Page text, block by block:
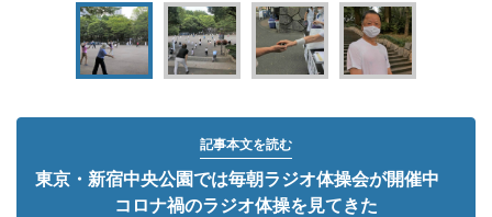
記事本文を読む
東京・新宿中央公園では毎朝ラジオ体操会が開催中
コロナ禍のラジオ体操を見てきた